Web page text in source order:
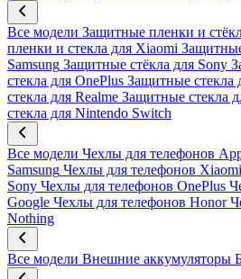
Все модели Защитные пленки и
пленки и стекла для Xiaomi
Samsung Защитные стёкла для Sony
стекла для OnePlus Защитные стекла
стекла для Realme Защитные стекла
стекла для Nintendo Switch
Все модели Чехлы для телефонов
Samsung Чехлы для телефонов Xiaomi
Sony Чехлы для телефонов OnePlus
Google Чехлы для телефонов Honor
Nothing
Все модели Внешние аккумуляторы